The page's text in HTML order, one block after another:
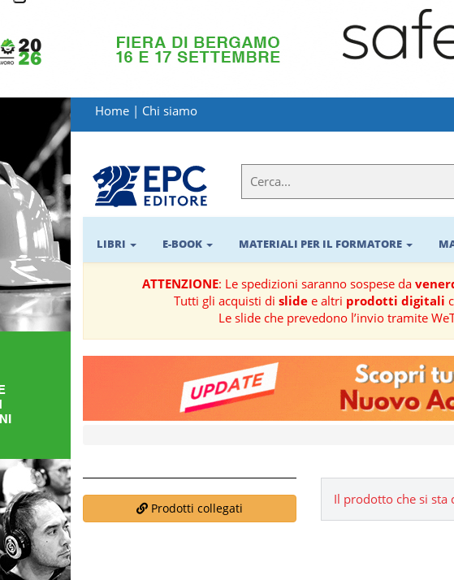
LIBRI
MATERIALI
PER
IL
FORMATORE
E-
BOOK
RIVISTE
MANUALISTICA
SOFTWARE
TEMATICHE
Home | Chi siamo
LIBRI E-BOOK MATERIALI PER IL FORMATORE
ATTENZIONE: Le spedizioni saranno sospese da
Tutti gli acquisti di slidee altri prodotti digitali
Le slide che prevedono l’invio tramite
Prodotti collegati
Il prodotto che si sta